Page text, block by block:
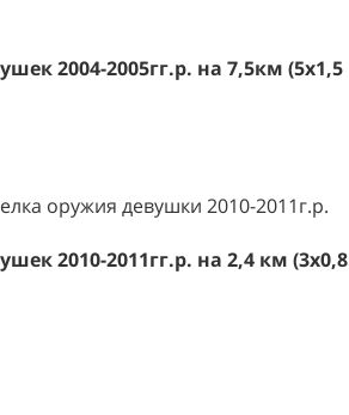
2004-2005гг.р. на 7,5км (5х1,5
оружия девушки 2010-2011г.р.
2010-2011гг.р. на 2,4 км (3х0,8